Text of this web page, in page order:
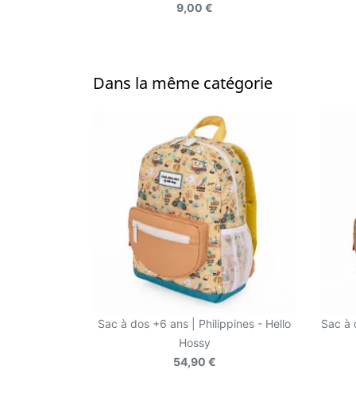
9,00 €
Dans la même catégorie
Sac à dos +6 ans | Philippines - Hello
Hossy
54,90 €
Sac à